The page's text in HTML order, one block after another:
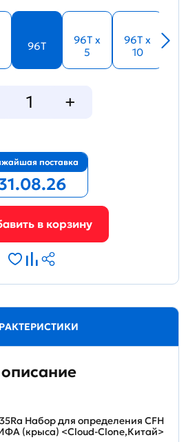
96T
96T x
5
96T x
10
поставка
Набор для определения CFH
(крыса) <Cloud-Clone,Китай>